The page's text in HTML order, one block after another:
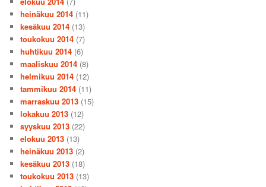
heinäkuu 2014 (11)
kesäkuu 2014 (13)
toukokuu 2014 (7)
huhtikuu 2014 (6)
maaliskuu 2014 (8)
helmikuu 2014 (12)
tammikuu 2014 (11)
marraskuu 2013 (15)
lokakuu 2013 (12)
syyskuu 2013 (22)
elokuu 2013 (13)
heinäkuu 2013 (2)
kesäkuu 2013 (18)
toukokuu 2013 (13)